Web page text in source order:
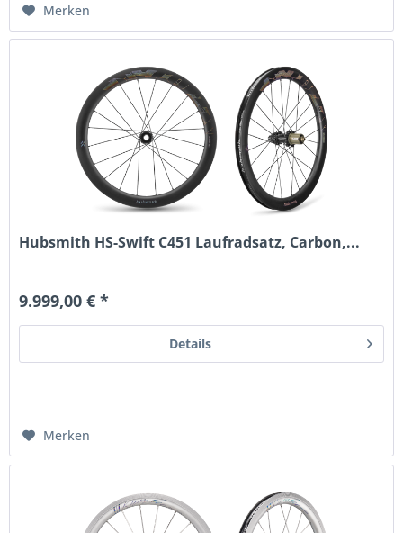
Merken
Hubsmith HS-Swift C451 Laufradsatz, Carbon,...
9.999,00 € *
Details
Merken